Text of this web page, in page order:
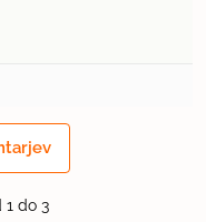
po tem receptu.
kot mojstri morskih
in nič
1 do 3